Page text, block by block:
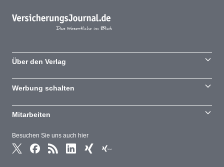
Besuchen Sie uns auch hier
Über den Verlag
Werbung schalten
Mitarbeiten